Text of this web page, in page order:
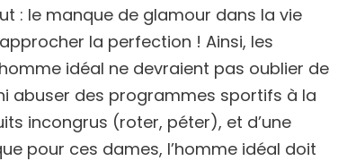
: le manque de glamour dans la vie
la perfection ! Ainsi, les
idéal ne devraient pas oublier de
abuser des programmes sportifs à la
incongrus (roter, péter), et d’une
pour ces dames, l’homme idéal doit